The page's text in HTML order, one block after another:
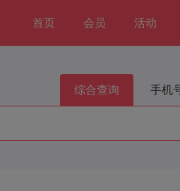
首页 会员 活动
综合查询 手机